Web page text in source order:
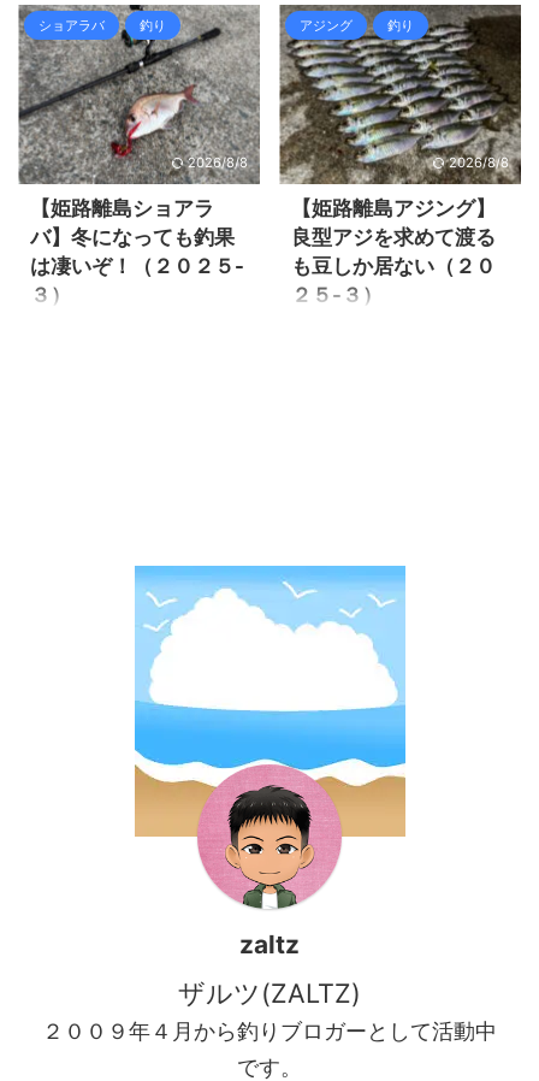
事 今度こそ良型アジを釣っ
て、リベンジ達成で気持ち良
く２０２５年を終わりたいと
思います。 結果は激渋ながら
...
きましょう。 姫路離島アジン
グ豆アジが無限に釣れるけど
ちょっとコツが必要！？ 予定
していた日の前日は今シーズ
ン最強寒波でグッと冷え込み
まし ...
てジグ単では反応が得られな
い時にフロートリグで遠投す
ると釣れる可能性が大幅アッ
プします。 今回はそんなフロ
ートリグの遠投用ロッドをご
紹介したいと思います。 フロ
ートロッドって各メーカーか
ら色々と発売されており、ど
れが良いのか全く分かりませ
んよね。 今回はそんなフロー
トロッドの厳選おすすめ人気
モデルをご紹介します。 フロ
青物は全く釣れない、離島の
アジングは豆アジで燃えな
い、メバルはまだ早いだろ
う。 いよいよ釣り物が無くな
り悩ましい事になって来まし
た。 せっかく天気も良い事だ
し、ドライブがてら淡路島へ
渡ってみようと思いました。
夕マヅメに青物狙いと夜はフ
ロートアジングか普通にアジ
ングをやる事にしました。 淡
路島はほとんど開拓していま
ショアラバ 釣り
2026/8/8
【姫路離島ショアラ
バ】冬になっても釣果
は凄いぞ！（２０２５-
３）
今も健在なのか不安な所でし
たが、まだ居ました！ それで
は釣行の様子を見て行きまし
ょう。 姫路離島ショアラバ冬
でも元気に食ってきます！ ポ
イントに到着して先ずはショ
アラバをやってみようと準備
をします。 しかし買っていた
ルアーがネクタイタイプでは
アジング 釣り
2026/8/8
【姫路離島アジング】
良型アジを求めて渡る
も豆しか居ない（２０
２５-３）
ャッチ！ 信憑性はどれほどか
分かりませんが、最悪豆でも
釣れるなら退屈はしないだろ
うと行ってみる事にしまし
た。 結果はフル豆！良型のア
ジは居ませんでした。 それで
は釣行の様子を見て行きまし
ょう。 姫路離島アジング渋め
の豆アジしか居らず良型アジ
は不在 ...
zaltz
ザルツ(ZALTZ)
２００９年４月から釣りブロガーとして活動中
です。